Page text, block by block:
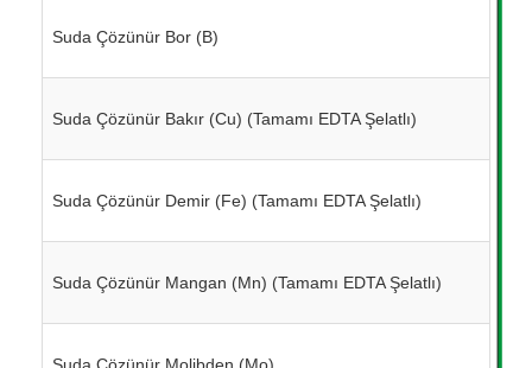
Suda Çözünür Bor (B)
Suda Çözünür Bakır (Cu) (Tamamı EDTA Şelatlı)
Suda Çözünür Demir (Fe) (Tamamı EDTA Şelatlı)
Suda Çözünür Mangan (Mn) (Tamamı EDTA Şelatlı)